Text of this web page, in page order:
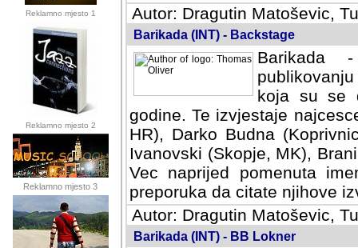
Reklamno mjesto 1
Reklamno mjesto 2
Reklamno mjesto 3
Autor: Dragutin Matoševic,
Barikada (INT) - Backstage
Barikada
koja su se
godine. Te izvjestaje
HR), Darko Budna
Ivanovski (Skopje, MK),
Vec naprijed pomenuta
preporuka da citate njihove
Autor: Dragutin Matoševic,
Barikada (INT) - BB Lokner